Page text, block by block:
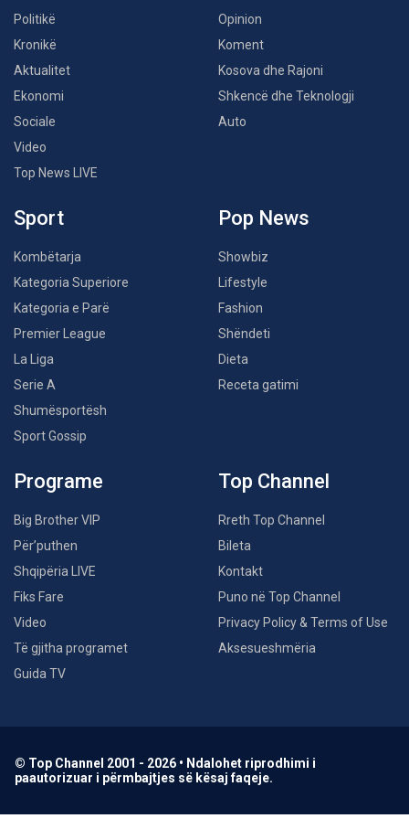
Politikë
Kronikë
Aktualitet
Ekonomi
Sociale
Video
Top News LIVE
Opinion
Koment
Kosova dhe Rajoni
Shkencë dhe Teknologji
Auto
Sport
Kombëtarja
Kategoria Superiore
Kategoria e Parë
Premier League
La Liga
Serie A
Shumësportësh
Sport Gossip
Pop News
Showbiz
Lifestyle
Fashion
Shëndeti
Dieta
Receta gatimi
Programe
Big Brother VIP
Për’puthen
Shqipëria LIVE
Fiks Fare
Video
Të gjitha programet
Guida TV
Top Channel
Rreth Top Channel
Bileta
Kontakt
Puno në Top Channel
Privacy Policy & Terms of Use
Aksesueshmëria
© Top Channel 2001 - 2026 • Ndalohet riprodhimi i
paautorizuar i përmbajtjes së kësaj faqeje.